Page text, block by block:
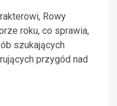
Rowy
roku, co sprawia,
szukających
przygód nad